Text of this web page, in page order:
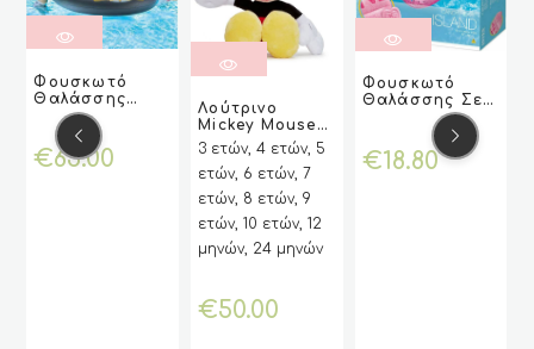
VIEW
VIEW
ΠΕΡΙΣΣΌΤ
ΕΡΑ
ΠΕΡΙΣΣΌΤ
ΕΡΑ
Φουσκωτό
Θαλάσσης
€65.00
VIEW
VIEW
ΠΕΡΙΣΣΌΤ
ΕΡΑ
ΠΕΡΙΣΣΌΤ
ΕΡΑ
Λούτρινο
Mickey Mouse
Μεγάλου
Μεγέθους
Ύψους 75 Εκ.
3 ετών, 4 ετών, 5
ετών, 6 ετών, 7
ετών, 8 ετών, 9
ετών, 10 ετών, 12
μηνών, 24 μηνών
€50.00
VIEW
VIEW
ΠΕΡΙΣΣΌΤ
ΕΡΑ
ΠΕΡΙΣΣΌΤ
ΕΡΑ
Φουσκωτό
Θαλάσσης Σε
Σχέδιο Καρδιά
Εταιρεία ”
INTEX “
€18.80